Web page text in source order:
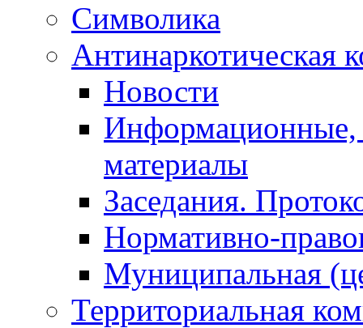
Символика
Антинаркотическая
Новости
Информационные,
материалы
Заседания.
Нормативно-
Муниципальная
Территориальная